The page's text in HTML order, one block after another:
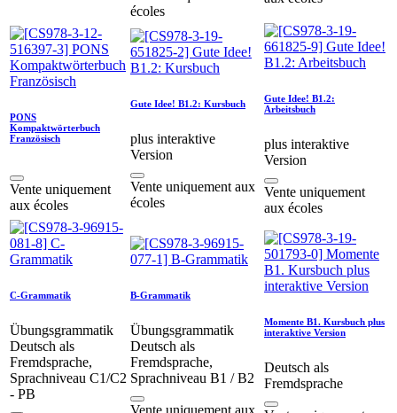
écoles
PONS
Kompaktwörterbuch
Französisch
Vente uniquement
aux écoles
Gute Idee! B1.2: Kursbuch
plus interaktive
Version
Vente uniquement aux
écoles
Gute Idee! B1.2:
Arbeitsbuch
plus interaktive
Version
Vente uniquement
aux écoles
C-Grammatik
Übungsgrammatik
Deutsch als
Fremdsprache,
Sprachniveau C1/C2
- PB
B-Grammatik
Übungsgrammatik
Deutsch als
Fremdsprache,
Sprachniveau B1 / B2
Vente uniquement aux
Momente B1. Kursbuch plus
interaktive Version
Deutsch als
Fremdsprache